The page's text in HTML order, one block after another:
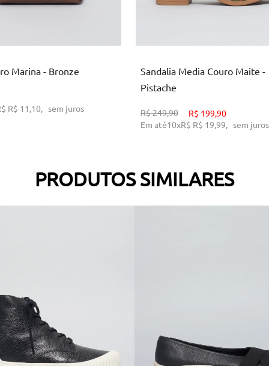
Marina - Bronze
R$ 11,10, sem juros
Sandalia Media Couro Maite -
Pistache
R$249,90 R$ 199,90
Em até10xR$ R$ 19,99, sem juros
PRODUTOS SIMILARES